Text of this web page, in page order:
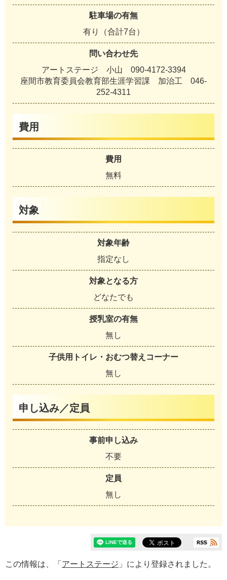
駐車場の有無
有り（合計7台）
問い合わせ先
アートステージ 小山 090-4172-3394
座間市教育委員会教育部生涯学習課 加治工 046-
252-4311
費用
費用
無料
対象
対象年齢
指定なし
対象となる方
どなたでも
授乳室の有無
無し
子供用トイレ・おむつ替えコーナー
無し
申し込み／定員
事前申し込み
不要
定員
無し
この情報は、「 アートステージ 」により登録されました。